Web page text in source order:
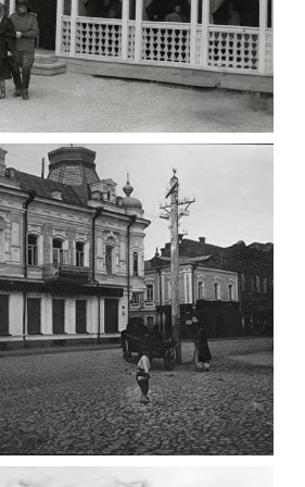
ЖИТОМИР 1947
Фото Житомир (1945-
1960)
Leave a comment
1905 ВУЛ.
СКОРУЛЬСЬКОГО
Фото Житомира період